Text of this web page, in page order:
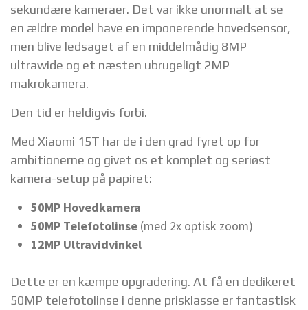
sekundære kameraer. Det var ikke unormalt at se
en ældre model have en imponerende hovedsensor,
men blive ledsaget af en middelmådig 8MP
ultrawide og et næsten ubrugeligt 2MP
makrokamera.
Den tid er heldigvis forbi.
Med Xiaomi 15T har de i den grad fyret op for
ambitionerne og givet os et komplet og seriøst
kamera-setup på papiret:
50MP Hovedkamera
50MP Telefotolinse (med 2x optisk zoom)
12MP Ultravidvinkel
Dette er en kæmpe opgradering. At få en dedikeret
50MP telefotolinse i denne prisklasse er fantastisk